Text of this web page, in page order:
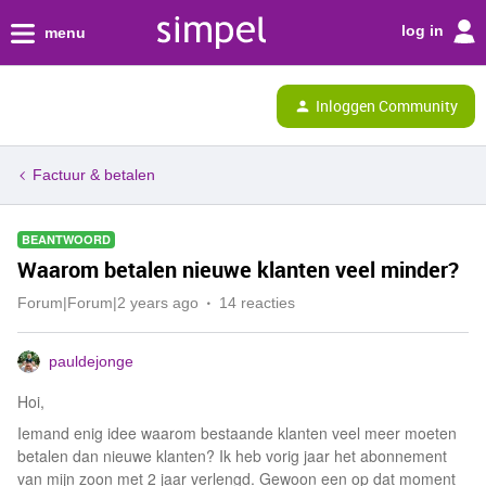
menu log in
Inloggen Community
Factuur & betalen
BEANTWOORD
Waarom betalen nieuwe klanten veel minder?
Forum|Forum|2 years ago 14 reacties
pauldejonge
Hoi,
Iemand enig idee waarom bestaande klanten veel meer moeten
betalen dan nieuwe klanten? Ik heb vorig jaar het abonnement
van mijn zoon met 2 jaar verlengd. Gewoon een op dat moment